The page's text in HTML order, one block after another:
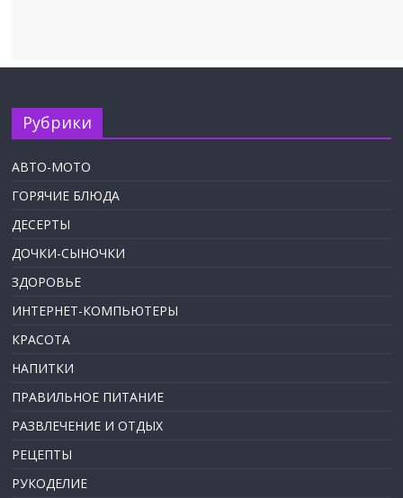
Рубрики
АВТО-МОТО
ГОРЯЧИЕ БЛЮДА
ДЕСЕРТЫ
ДОЧКИ-СЫНОЧКИ
ЗДОРОВЬЕ
ИНТЕРНЕТ-КОМПЬЮТЕРЫ
КРАСОТА
НАПИТКИ
ПРАВИЛЬНОЕ ПИТАНИЕ
РАЗВЛЕЧЕНИЕ И ОТДЫХ
РЕЦЕПТЫ
РУКОДЕЛИЕ